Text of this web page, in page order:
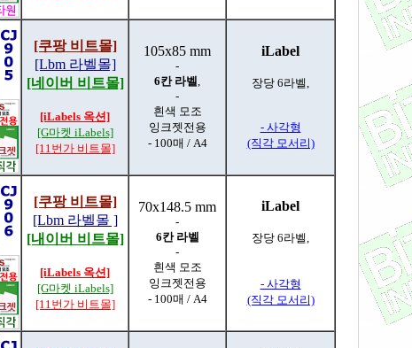
[쿠팡 비트몰]
[Lbm 라벨몰]
[네이버 비트몰]
[iLabels 옥션]
[G마켓 iLabels]
[11번가 비트몰]
105x85 mm
-
6칸 라벨
-
흰색 모조
잉크젯전용
- 100매 / A4
iLabel
장당 6라벨,
- 사각형
(직각 모서리)
[쿠팡 비트몰]
[Lbm 라벨몰 ]
[내이버 비트몰]
[iLabels 옥션]
[G마켓 iLabels]
[11번가 비트몰]
70x148.5 mm
-
6칸 라벨
-
흰색 모조
잉크젯전용
- 100매 / A4
iLabel
장당 6라벨,
- 사각형
(직각 모서리)